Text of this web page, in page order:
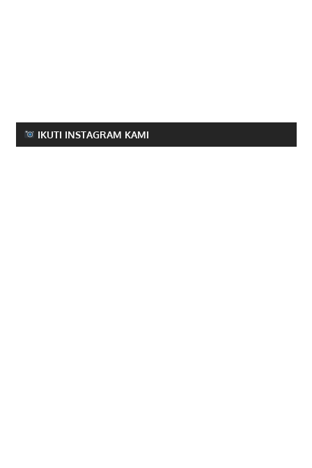
IKUTI INSTAGRAM KAMI